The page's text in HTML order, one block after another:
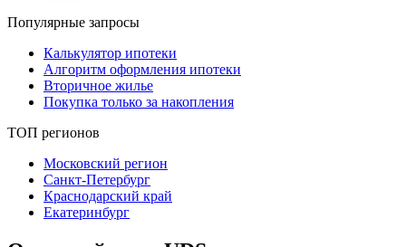
Популярные запросы
Калькулятор ипотеки
Алгоритм оформления ипотеки
Вторичное жилье
Покупка только за накопления
ТОП регионов
Московский регион
Санкт-Петербург
Краснодарский край
Екатеринбург